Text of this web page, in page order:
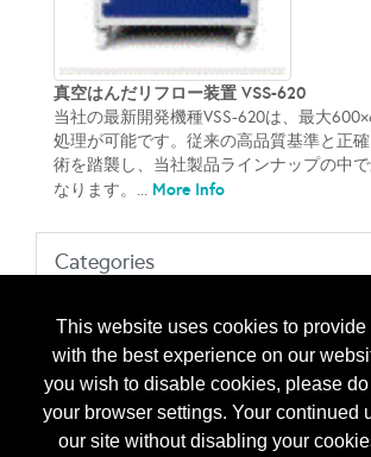
This website uses cookies to provide
with the best experience on our
you wish to disable cookies, please
your browser settings. Your continued
our site without disabling your
真空はんだリフロー装置 VSS-620
当社の最新開発機種VSS-620は、最大
処理が可能です。従来の高品質基準と正
術を踏襲し、当社製品ラインナップの中
なります。... More Info
Categories
ダイソート/ピックアンドプレース；フリッ
半田リフロー/半田付け/ロウ付け装置
ワイヤボンデング装置
202 装置、一般用途
加熱/アニール/キュア装置-拡散炉/搬送装置/
チャンバー/熱処理
207 装置、プロセス